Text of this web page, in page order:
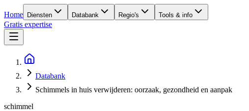
Home Diensten Databank Regio's Tools & info
Gratis expertise
Databank
Schimmels in huis verwijderen: oorzaak, gezondheid en aanpak
schimmel